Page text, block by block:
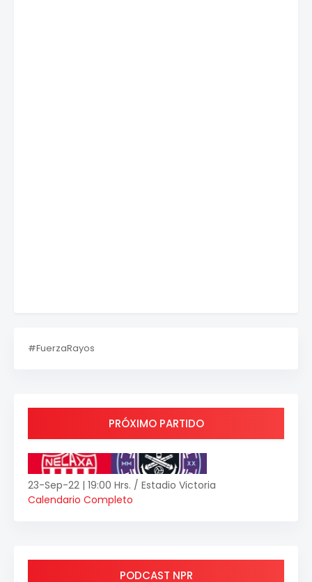
#FuerzaRayos
PRÓXIMO PARTIDO
23-Sep-22 | 19:00 Hrs. / Estadio Victoria
Calendario Completo
PODCAST NPR